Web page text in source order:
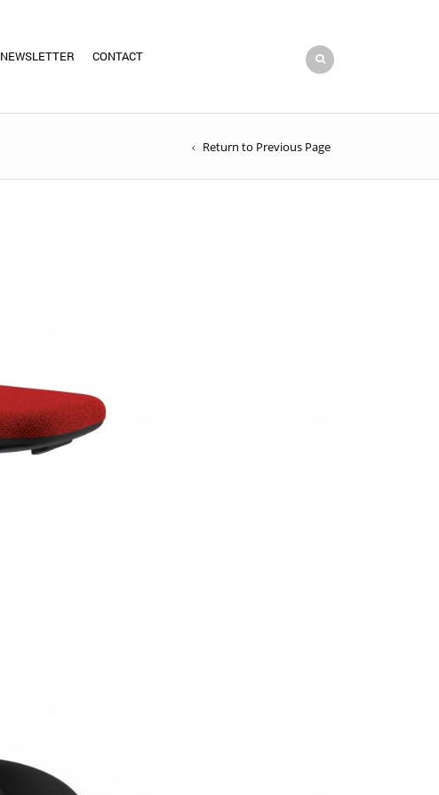
NEWSLETTER CONTACT
Return to Previous Page